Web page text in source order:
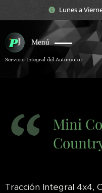
Lunes a
Menú
Servicio Integral del Automotor
Mini
Tracción Integral 4x4,